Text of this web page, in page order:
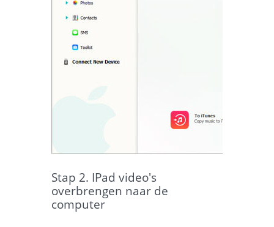
Stap 2. IPad video's
overbrengen naar de
computer